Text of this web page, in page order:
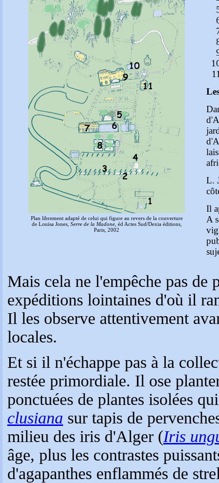
Plan librement adapté de celui qui figure au revers de la couverture
de Louisa Jones, Serre de la Madone, éd Actes Sud/Dexia éditions,
Paris, 2002
L.
Il
A
Mais cela ne l'empêche pas de
expéditions lointaines d'où il
Il les observe attentivement
locales.
Et si il n'échappe pas à la
restée primordiale. Il ose
ponctuées de plantes isolées
clusiana sur tapis de
milieu des iris d'Alger (Iris
âge, plus les contrastes
d'agapanthes enflammés de